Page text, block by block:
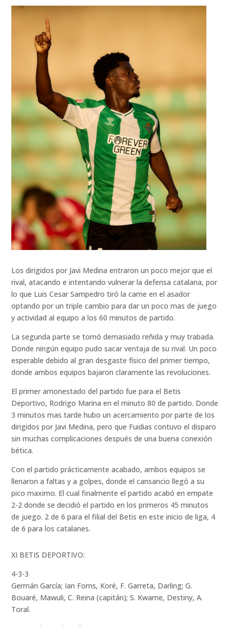
Los dirigidos por Javi Medina entraron un poco mejor que el
rival, atacando e intentando vulnerar la defensa catalana, por
lo que Luis Cesar Sampedro tiró la carne en el asador
optando por un triple cambio para dar un poco mas de juego
y actividad al equipo a los 60 minutos de partido.
La segunda parte se tornó demasiado reñida y muy trabada.
Donde ningún equipo pudo sacar ventaja de su rival. Un poco
esperable debido al gran desgaste físico del primer tiempo,
donde ambos equipos bajaron claramente las revoluciones.
El primer amonestado del partido fue para el Betis
Deportivo, Rodrigo Marina en el minuto 80 de partido. Donde
3 minutos mas tarde hubo un acercamiento por parte de los
dirigidos por Javi Medina, pero que Fuidias contuvo el disparo
sin muchas complicaciones después de una buena conexión
bética.
Con el partido prácticamente acabado, ambos equipos se
llenaron a faltas y a golpes, donde el cansancio llegó a su
pico maximo. El cual finalmente el partido acabó en empate
2-2 donde se decidió el partido en los primeros 45 minutos
de juego. 2 de 6 para el filial del Betis en este inicio de liga, 4
de 6 para los catalanes.
XI BETIS DEPORTIVO:
4-3-3
Germán García; Ian Forns, Koré, F. Garreta, Darling; G.
Bouaré, Mawuli, C. Reina (capitán); S. Kwame, Destiny, A.
Toral.